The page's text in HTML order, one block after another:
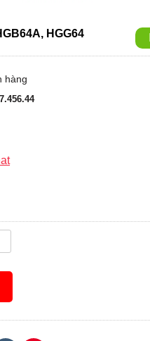
HGG64
hàng